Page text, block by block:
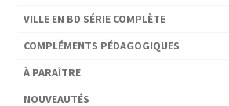
VILLE EN BD SÉRIE COMPLÈTE
COMPLÉMENTS PÉDAGOGIQUES
À PARAÎTRE
NOUVEAUTÉS